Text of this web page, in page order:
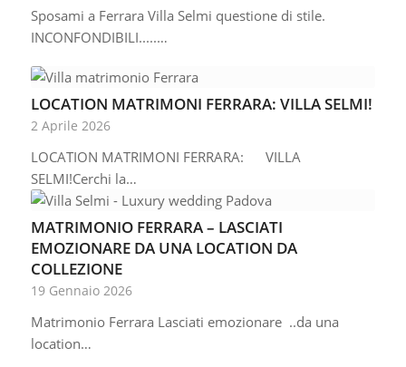
Sposami a Ferrara Villa Selmi questione di stile.
INCONFONDIBILI.....…
LOCATION MATRIMONI FERRARA: VILLA SELMI!
2 Aprile 2026
LOCATION MATRIMONI FERRARA: VILLA
SELMI!Cerchi la…
MATRIMONIO FERRARA – LASCIATI
EMOZIONARE DA UNA LOCATION DA
COLLEZIONE
19 Gennaio 2026
Matrimonio Ferrara Lasciati emozionare ..da una
location…